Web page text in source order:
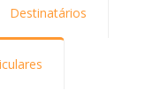
Destinatários